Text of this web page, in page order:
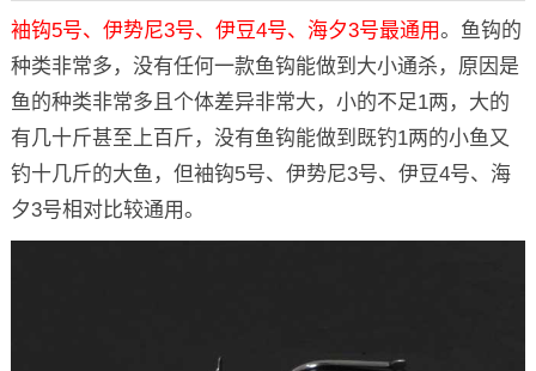
袖钩5号、伊势尼3号、伊豆4号、海夕3号最通用。鱼钩的
种类非常多，没有任何一款鱼钩能做到大小通杀，原因是
鱼的种类非常多且个体差异非常大，小的不足1两，大的
有几十斤甚至上百斤，没有鱼钩能做到既钓1两的小鱼又
钓十几斤的大鱼，但袖钩5号、伊势尼3号、伊豆4号、海
夕3号相对比较通用。